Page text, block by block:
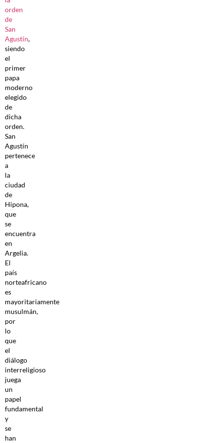
orden
de
San
Agustín,
siendo
el
primer
papa
moderno
elegido
de
dicha
orden.
San
Agustín
pertenece
a
la
ciudad
de
Hipona,
que
se
encuentra
en
Argelia.
El
país
norteafricano
es
mayoritariamente
musulmán,
por
lo
que
el
diálogo
interreligioso
juega
un
papel
fundamental
y
se
han